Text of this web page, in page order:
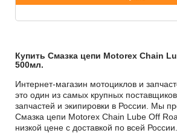
Купить Смазка цепи Motorex Chain
500мл.
Интернет-магазин мотоциклов и
это один из самых крупных поставщиков
запчастей и экипировки в России. Мы
Смазка цепи Motorex Chain Lube Off
низкой цене с доставкой по всей